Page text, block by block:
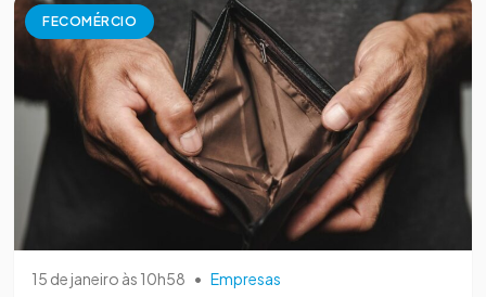
FECOMÉRCIO
15 de janeiro às 10h58 • Empresas